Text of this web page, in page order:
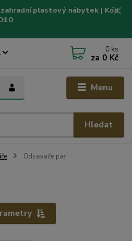
zahradní plastový nábytek | Kód:
Menu
Hledat
0 ks
za 0 Kč
Odsavače par